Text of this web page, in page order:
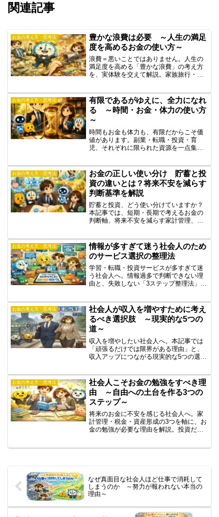
関連記事
お金の考え方・思考法
豊かな浪費は必要 ～人生の満足
度を高めるお金の使い方～
浪費＝悪いことではありません。人生の
満足度を高める「豊かな浪費」の考え方
を、実体験を交えて解説。家族旅行・プ
お金の考え方・思考法
有限であるがゆえに、全力になれ
る ～時間・お金・体力の使い方
～
時間もお金も体力も、有限だからこそ価
値があります。副業・転職・投資・育
児、それぞれに限られた資源を一点集中
お金の考え方・思考法
お金の正しい使い分け 貯蓄と投
資の違いとは？将来不安を減らす
判断基準を解説
貯蓄と投資、どう使い分けていますか？
本記事では、短期・長期で考えるお金の
判断軸、将来不安を減らす家計管理、投
お金の考え方・思考法
情報が多すぎて迷う社会人のため
のサービス選択の整理法
学習・転職・投資サービスが多すぎて迷
う社会人へ。情報過多で判断できない理
由と、失敗しない「3ステップ整理法」を
お金の考え方・思考法
社会人が収入を増やすために考え
るべき選択肢 ～現実的な5つの
道～
収入を増やしたい社会人へ。本記事では
「頑張るだけでは限界がある理由」と、
収入アップにつながる現実的な5つの選択
方を紹介します。
お金の考え方・思考法
社会人こそお金の勉強をすべき理
由 ～自由への土台を作る3つの
ステップ～
将来のお金に不安を感じる社会人へ。家
計管理・税金・資産形成の3つを軸に、お
金の勉強が必要な理由を解説。投資だけ
なぜ真面目な社会人ほど仕事で消耗して
しまうのか ～努力が報われない本当の
理由～